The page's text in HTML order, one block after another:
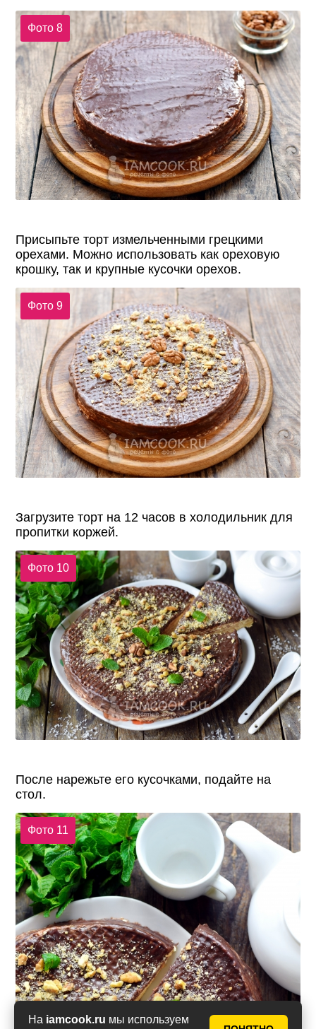
На iamcook.ru мы используем
Фото 8
Присыпьте торт измельченными грецкими
орехами. Можно использовать как ореховую
крошку, так и крупные кусочки орехов.
Фото 9
Загрузите торт на 12 часов в холодильник для
пропитки коржей.
Фото 10
После нарежьте его кусочками, подайте на
стол.
Фото 11